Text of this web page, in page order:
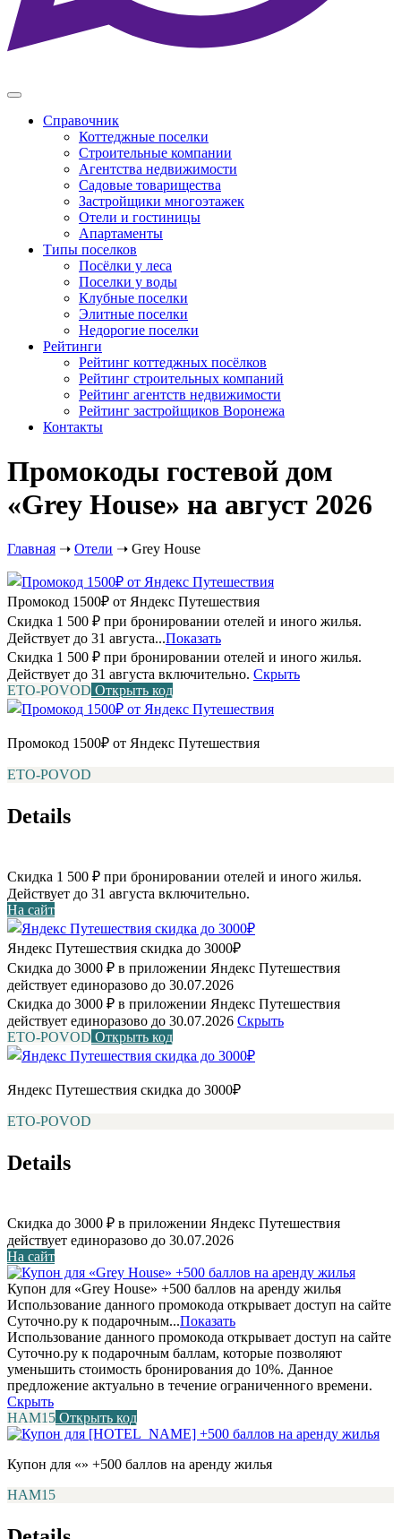
Справочник
Коттеджные поселки
Строительные компании
Агентства недвижимости
Садовые товарищества
Застройщики многоэтажек
Отели и гостиницы
Апартаменты
Типы поселков
Посёлки у леса
Поселки у воды
Клубные поселки
Элитные поселки
Недорогие поселки
Рейтинги
Рейтинг коттеджных посёлков
Рейтинг строительных компаний
Рейтинг агентств недвижимости
Рейтинг застройщиков Воронежа
Контакты
Промокоды гостевой дом
«Grey House» на август 2026
Главная ➝ Отели ➝ Grey House
Промокод 1500₽ от Яндекс Путешествия
Скидка 1 500 ₽ при бронировании отелей и иного жилья.
Действует до 31 августа...Показать
Скидка 1 500 ₽ при бронировании отелей и иного жилья.
Действует до 31 августа включительно. Скрыть
ETO-POVOD Открыть код
Промокод 1500₽ от Яндекс Путешествия
ETO-POVOD
Details
Скидка 1 500 ₽ при бронировании отелей и иного жилья.
Действует до 31 августа включительно.
На сайт
Яндекс Путешествия скидка до 3000₽
Скидка до 3000 ₽ в приложении Яндекс Путешествия
действует единоразово до 30.07.2026
Скидка до 3000 ₽ в приложении Яндекс Путешествия
действует единоразово до 30.07.2026 Скрыть
ETO-POVOD Открыть код
Яндекс Путешествия скидка до 3000₽
ETO-POVOD
Details
Скидка до 3000 ₽ в приложении Яндекс Путешествия
действует единоразово до 30.07.2026
На сайт
Купон для «Grey House» +500 баллов на аренду жилья
Использование данного промокода открывает доступ на сайте
Суточно.ру к подарочным...Показать
Использование данного промокода открывает доступ на сайте
Суточно.ру к подарочным баллам, которые позволяют
уменьшить стоимость бронирования до 10%. Данное
предложение актуально в течение ограниченного времени.
Скрыть
НАМ15 Открыть код
Купон для «» +500 баллов на аренду жилья
НАМ15